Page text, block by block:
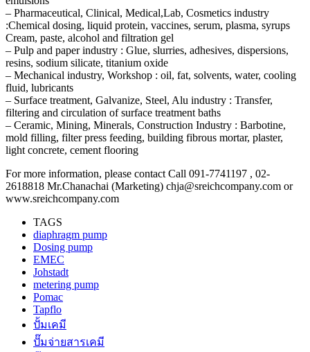
– Pharmaceutical, Clinical, Medical,Lab, Cosmetics industry
:Chemical dosing, liquid protein, vaccines, serum, plasma, syrups
Cream, paste, alcohol and filtration gel
– Pulp and paper industry : Glue, slurries, adhesives, dispersions,
resins, sodium silicate, titanium oxide
– Mechanical industry, Workshop : oil, fat, solvents, water, cooling
fluid, lubricants
– Surface treatment, Galvanize, Steel, Alu industry : Transfer,
filtering and circulation of surface treatment baths
– Ceramic, Mining, Minerals, Construction Industry : Barbotine,
mold filling, filter press feeding, building fibrous mortar, plaster,
light concrete, cement flooring
For more information, please contact Call 091-7741197 , 02-
2618818 Mr.Chanachai (Marketing) chja@sreichcompany.com or
www.sreichcompany.com
TAGS
diaphragm pump
Dosing pump
EMEC
Johstadt
metering pump
Pomac
Tapflo
ปั้มเคมี
ปั๊มจ่ายสารเคมี